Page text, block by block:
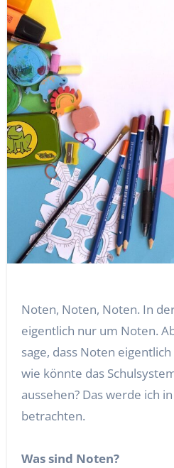
Noten, Noten, Noten. In
eigentlich nur um Noten.
sage, dass Noten
wie könnte das
aussehen? Das werde ich
betrachten.
Was sind Noten?